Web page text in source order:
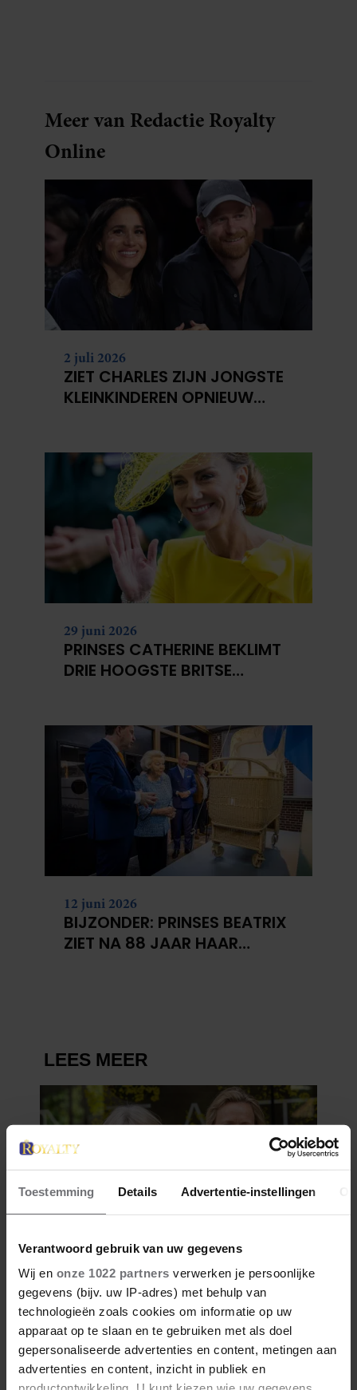
Toestemming Details Advertentie-instellingen
Verantwoord gebruik van uw gegevens
Wij en onze 1022 partners verwerken je persoonlijke
gegevens (bijv. uw IP-adres) met behulp van
technologieën zoals cookies om informatie op uw
apparaat op te slaan en te gebruiken met als doel
gepersonaliseerde advertenties en content, metingen aan
advertenties en content, inzicht in publiek en
Meer van Redactie Royalty
Online
2 juli 2026
ZIET CHARLES ZIJN JONGSTE
KLEINKINDEREN OPNIEUW
29 juni 2026
PRINSES CATHERINE BEKLIMT
DRIE HOOGSTE BRITSE
12 juni 2026
BIJZONDER: PRINSES BEATRIX
ZIET NA 88 JAAR HAAR